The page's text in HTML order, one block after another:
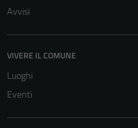
Avvisi
VIVERE IL COMUNE
Luoghi
Eventi